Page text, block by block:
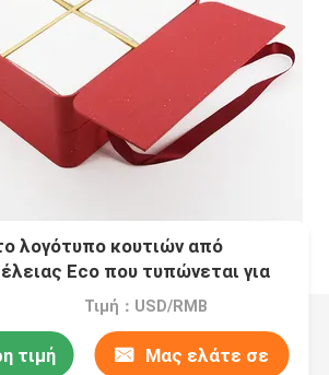
λογότυπο κουτιών από
Eco που τυπώνεται για
κεριώνΤιμή：USD/RMB
τιμή Μας ελάτε σε